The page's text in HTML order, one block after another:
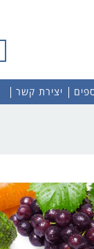
יצירת קשר